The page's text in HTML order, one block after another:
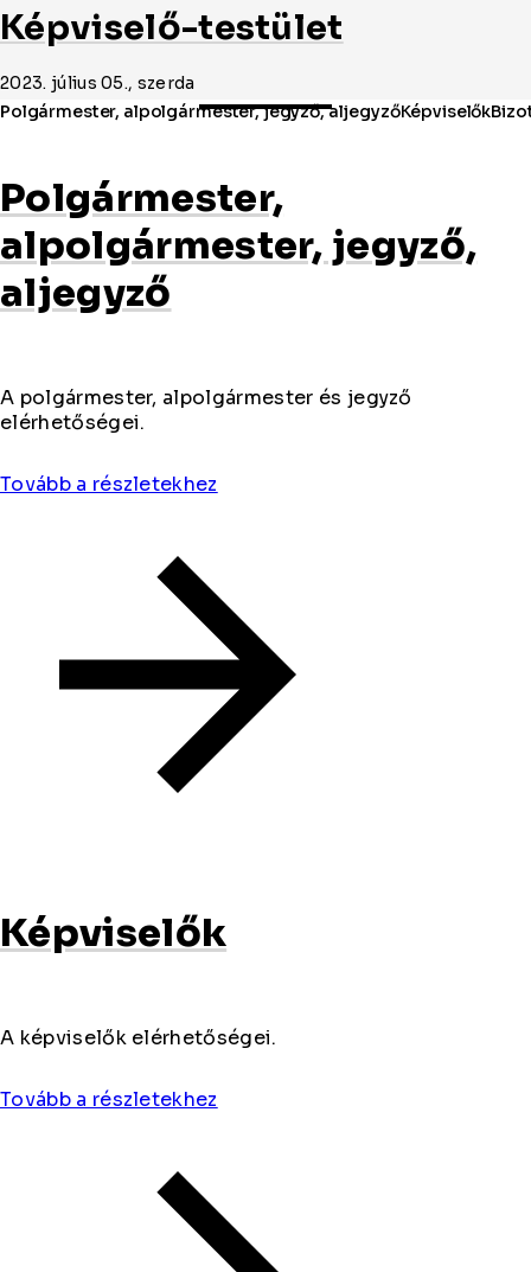
Képviselő-testület
2023. július 05., szerda
Polgármester,
alpolgármester, jegyző,
aljegyző
A polgármester, alpolgármester és jegyző
elérhetőségei.
Tovább a részletekhez
Képviselők
A képviselők elérhetőségei.
Tovább a részletekhez